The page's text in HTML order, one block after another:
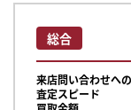
総合
来店問い合わせへ
査定スピード